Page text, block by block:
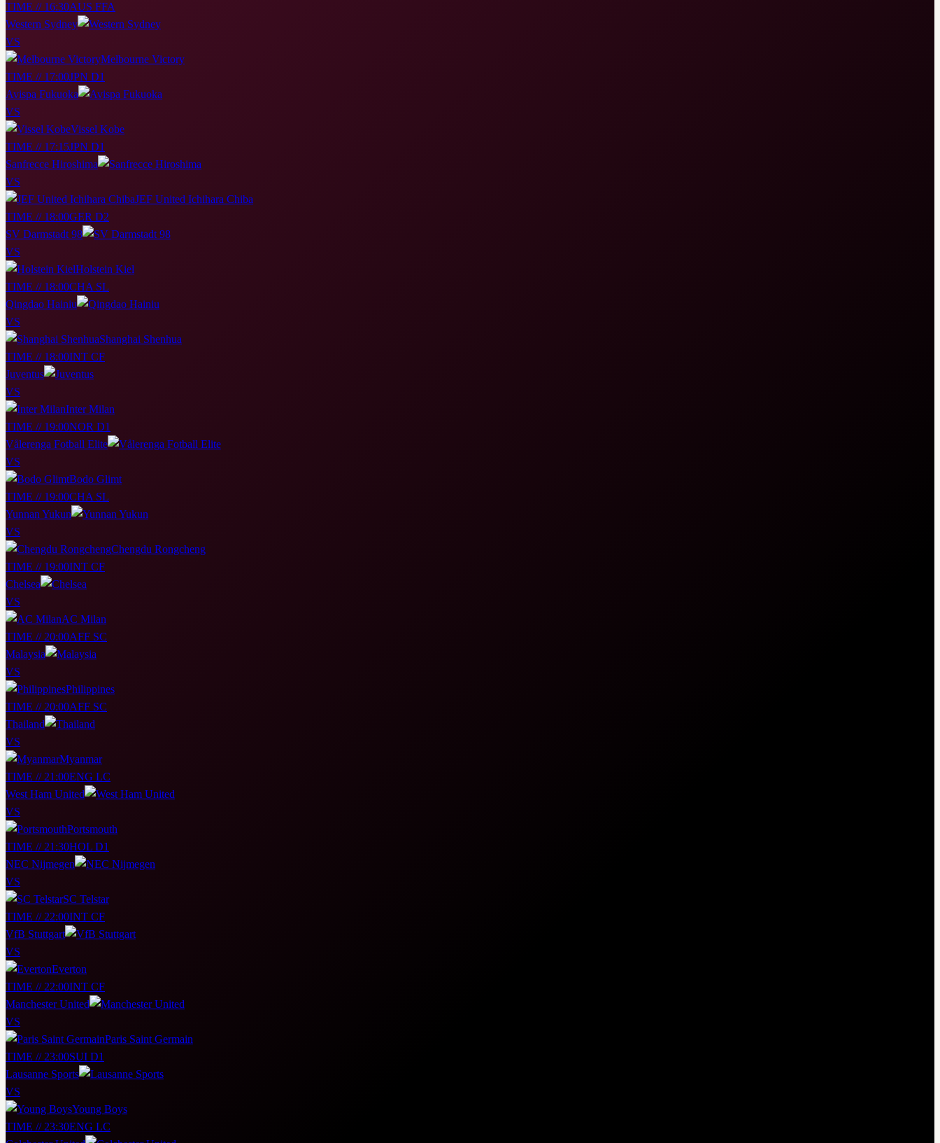
TIME // 16:30AUS FFA
Western Sydney
VS
Melbourne Victory
TIME // 17:00JPN D1
Avispa Fukuoka
VS
Vissel Kobe
TIME // 17:15JPN D1
Sanfrecce Hiroshima
VS
JEF United Ichihara Chiba
TIME // 18:00GER D2
SV Darmstadt 98
VS
Holstein Kiel
TIME // 18:00CHA SL
Qingdao Hainiu
VS
Shanghai Shenhua
TIME // 18:00INT CF
Juventus
VS
Inter Milan
TIME // 19:00NOR D1
Vålerenga Fotball Elite
VS
Bodo Glimt
TIME // 19:00CHA SL
Yunnan Yukun
VS
Chengdu Rongcheng
TIME // 19:00INT CF
Chelsea
VS
AC Milan
TIME // 20:00AFF SC
Malaysia
VS
Philippines
TIME // 20:00AFF SC
Thailand
VS
Myanmar
TIME // 21:00ENG LC
West Ham United
VS
Portsmouth
TIME // 21:30HOL D1
NEC Nijmegen
VS
SC Telstar
TIME // 22:00INT CF
VfB Stuttgart
VS
Everton
TIME // 22:00INT CF
Manchester United
VS
Paris Saint Germain
TIME // 23:00SUI D1
Lausanne Sports
VS
Young Boys
TIME // 23:30ENG LC